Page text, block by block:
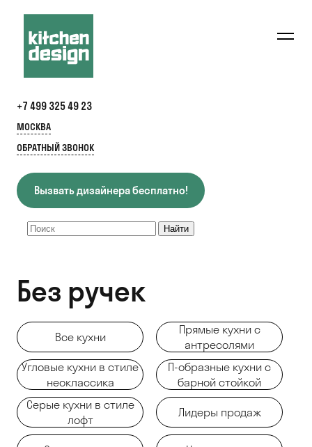
+7 499 325 49 23
МОСКВА
ОБРАТНЫЙ ЗВОНОК
Вызвать дизайнера бесплатно!
Без ручек
Все кухни
Прямые кухни с
антресолями
Угловые кухни в стиле
неоклассика
П-образные кухни с
барной стойкой
Серые кухни в стиле
лофт
Лидеры продаж